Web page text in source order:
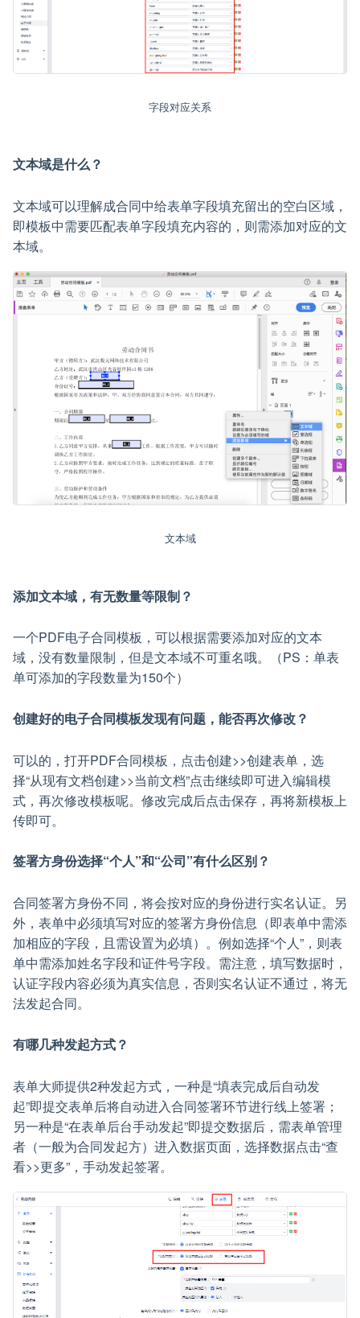
字段对应关系
文本域是什么？
文本域可以理解成合同中给表单字段填充留出的空白区域，
即模板中需要匹配表单字段填充内容的，则需添加对应的文
本域。
文本域
添加文本域，有无数量等限制？
一个PDF电子合同模板，可以根据需要添加对应的文本
域，没有数量限制，但是文本域不可重名哦。（PS：单表
单可添加的字段数量为150个）
创建好的电子合同模板发现有问题，能否再次修改？
可以的，打开PDF合同模板，点击创建>>创建表单，选
择“从现有文档创建>>当前文档”点击继续即可进入编辑模
式，再次修改模板呢。修改完成后点击保存，再将新模板上
传即可。
签署方身份选择“个人”和“公司”有什么区别？
合同签署方身份不同，将会按对应的身份进行实名认证。另
外，表单中必须填写对应的签署方身份信息（即表单中需添
加相应的字段，且需设置为必填）。例如选择“个人”，则表
单中需添加姓名字段和证件号字段。需注意，填写数据时，
认证字段内容必须为真实信息，否则实名认证不通过，将无
法发起合同。
有哪几种发起方式？
表单大师提供2种发起方式，一种是“填表完成后自动发
起”即提交表单后将自动进入合同签署环节进行线上签署；
另一种是“在表单后台手动发起”即提交数据后，需表单管理
者（一般为合同发起方）进入数据页面，选择数据点击“查
看>>更多”，手动发起签署。